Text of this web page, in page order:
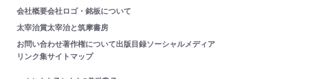
会社概要会社ロゴ・銘板について
太宰治賞太宰治と筑摩書房
お問い合わせ著作権について出版目録ソーシャルメディア
リンク集サイトマップ